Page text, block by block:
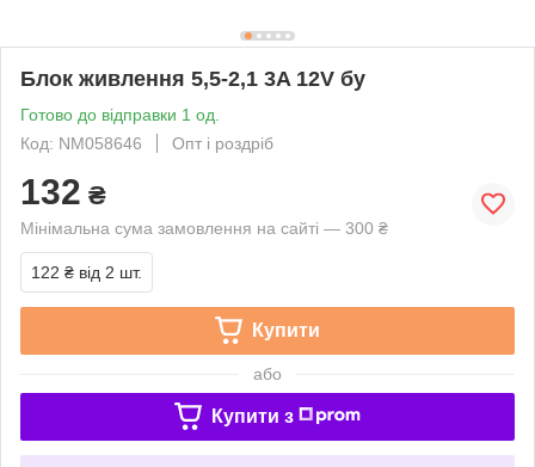
Блок живлення 5,5-2,1 3A 12V бу
Готово до відправки 1 од.
Код: NM058646
Опт і роздріб
132 ₴
Мінімальна сума замовлення на сайті — 300 ₴
122 ₴ від 2 шт.
Купити
або
Купити з